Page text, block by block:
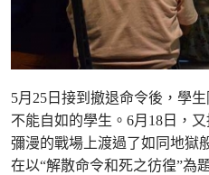
5月25日接到撤退命令後，學
不能自如的學生。6月18日，
彌漫的戰場上渡過了如同地獄
在以“解散命令和死之彷徨”為